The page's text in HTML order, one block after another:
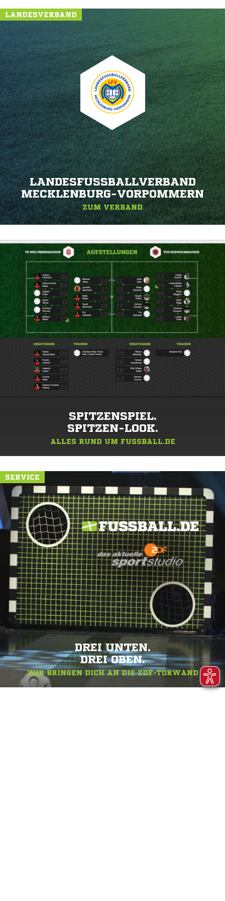
LANDESVERBAND
LANDESFUSSBALLVERBAND M
ECKLENBURG-VORPOMMERN
ZUM VERBAND
SPITZENSPIEL.
SPITZEN-LOOK.
ALLES RUND UM FUSSBALL.DE
SERVICE
DREI UNTEN.
DREI OBEN.
WIR BRINGEN DICH AN DIE ZDF-TORWAND